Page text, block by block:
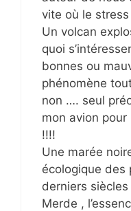
vite où le
Un volcan
quoi
bonnes ou
phénomène
non …. seul
mon avion
!!!!
Une marée
écologique des
derniers
Merde ,